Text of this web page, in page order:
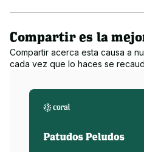
Compartir es la
Compartir acerca esta causa a
cada vez que lo haces se